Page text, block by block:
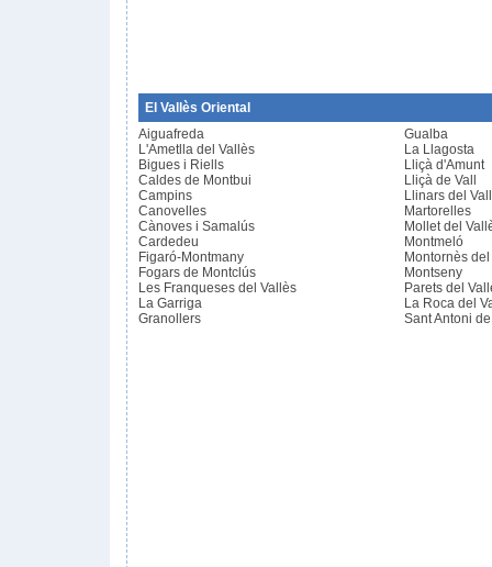
El Vallès Oriental
Aiguafreda
L'Ametlla del Vallès
Bigues i Riells
Caldes de Montbui
Campins
Canovelles
Cànoves i Samalús
Cardedeu
Figaró-Montmany
Fogars de Montclús
Les Franqueses del Vallès
La Garriga
Granollers
Gualba
La Llagosta
Lliçà d'Amunt
Lliçà de Vall
Llinars del
Martorelles
Mollet del
Montmeló
Montornès
Montseny
Parets del
La Roca del
Sant Antoni